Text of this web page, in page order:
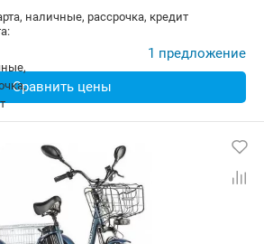
ручной Вес: 36 кг
наличные, рассрочка, кредит
1 предложение
Сравнить цены